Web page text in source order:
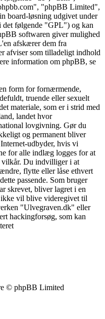
"phpBB Limited",
board-løsning udgivet under
det følgende "GPL") og kan
softwaren giver mulighed
afskærer dem fra
afviser som tilladeligt indhold
information om phpBB, se
form for fornærmende,
truende eller sexuelt
materiale, som er i strid med
landet hvor
lovgivning. Gør du
og permanent bliver
udbyder, hvis vi
for alle indlæg logges for at
vilkår. Du indvilliger i at
flytte eller låse ethvert
passende. Som bruger
skrevet, bliver lagret i en
ikke vil blive videregivet til
"Ulvegraven.dk" eller
hackingforsøg, som kan
© phpBB Limited